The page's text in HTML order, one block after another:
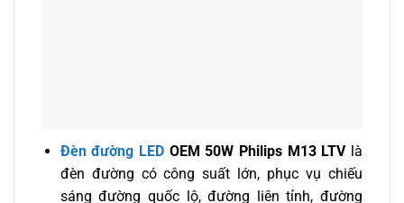
Đèn đường LED OEM 50W Philips M13 LTVlà
đèn đường có công suất lớn, phục vụ chiếu
sáng đường quốc lộ, đường liên tỉnh, đường